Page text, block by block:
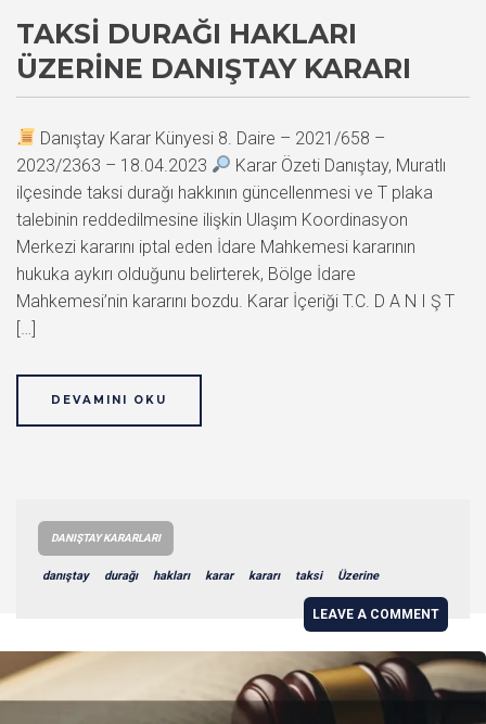
TAKSI DURAĞI HAKLARI
ÜZERINE DANIŞTAY KARARI
Danıştay Karar Künyesi 8. Daire – 2021/658 –
2023/2363 – 18.04.2023
Karar Özeti Danıştay, Muratlı
ilçesinde taksi durağı hakkının güncellenmesi ve T plaka
talebinin reddedilmesine ilişkin Ulaşım Koordinasyon
Merkezi kararını iptal eden İdare Mahkemesi kararının
hukuka aykırı olduğunu belirterek, Bölge İdare
Mahkemesi’nin kararını bozdu. Karar İçeriği T.C. D A N I Ş T
[…]
DEVAMINI OKU
DANIŞTAY KARARLARI
danıştay durağı hakları karar kararı taksi Üzerine
LEAVE A COMMENT